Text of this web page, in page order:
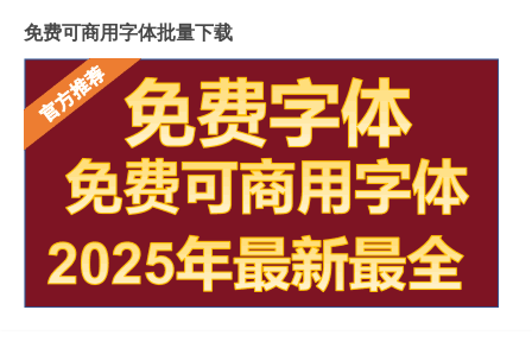
免费可商用字体批量下载